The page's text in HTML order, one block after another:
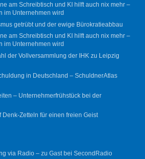
am Schreibtisch und KI hilft auch nix mehr –
im Unternehmen wird
getrübt und der ewige Bürokratieabbau
am Schreibtisch und KI hilft auch nix mehr –
im Unternehmen wird
der Vollversammlung der IHK zu Leipzig
in Deutschland – SchuldnerAtlas
– Unternehmerfrühstück bei der
Denk-Zetteln für einen freien Geist
via Radio – zu Gast bei SecondRadio